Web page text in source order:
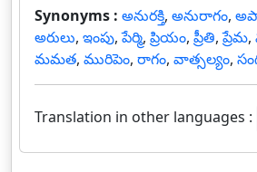
Synonyms : అనురక్తి, అనురాగం,
అరులు, ఇంపు,పేర్మి, ప్రియం, ప్రీతి,ప్రేమ,
మమత, మురిపెం, రాగం, వాత్సల్యం,
Translation in other languages :